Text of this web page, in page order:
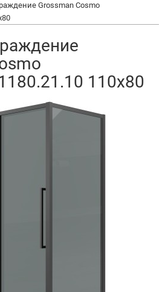
Grossman Cosmo
110x80